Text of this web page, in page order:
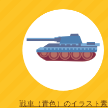
戦車（青色）のイラスト素